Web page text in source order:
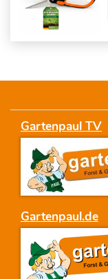
Gartenpaul TV
Gartenpaul.de